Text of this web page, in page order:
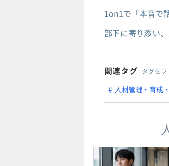
1on1で「本音で
部下に寄り添い
関連タグ タグを
人材管理・育成